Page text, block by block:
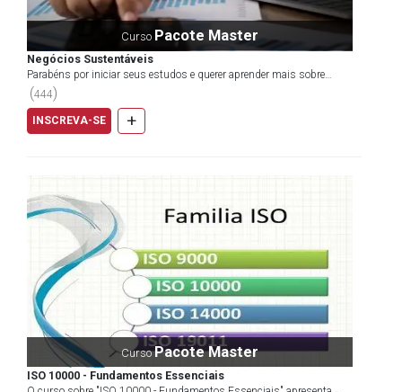
Curso Pacote Master
Negócios Sustentáveis
Parabéns por iniciar seus estudos e querer aprender mais sobre
(444)
INSCREVA-SE +
CursoPacote Master
ISO 10000 - Fundamentos Essenciais